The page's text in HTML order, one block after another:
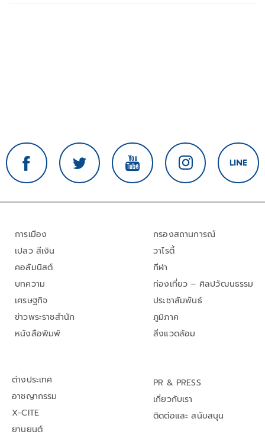
การเมือง
เปลว สีเงิน
คอลัมนิสต์
บทความ
เศรษฐกิจ
ข่าวพระราชสำนัก
หนังสือพิมพ์
กรองสถานการณ์
วาไรตี้
กีฬา
ท่องเที่ยว – ศิลปวัฒนธรรม
ประชาสัมพันธ์
ภูมิภาค
สิ่งแวดล้อม
ต่างประเทศ
อาชญากรรม
X-CITE
ยานยนต์
PR & PRESS
เกี่ยวกับเรา
ติดต่อและ สนับสนุน